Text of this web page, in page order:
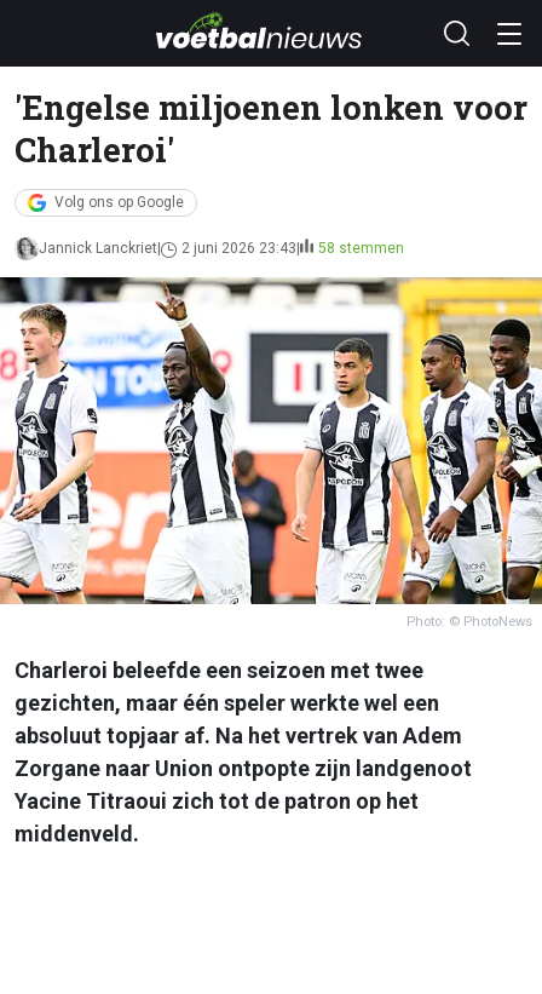
'Engelse miljoenen lonken voor
Charleroi'
Volg ons op Google
Jannick Lanckriet 2 juni 2026 23:43 58 stemmen
Photo: © PhotoNews
Charleroi beleefde een seizoen met twee
gezichten, maar één speler werkte wel een
absoluut topjaar af. Na het vertrek van Adem
Zorgane naar Union ontpopte zijn landgenoot
Yacine Titraoui zich tot de patron op het
middenveld.